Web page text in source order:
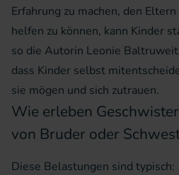
Erfahrung zu machen, den
helfen zu können, kann Kinder
so die Autorin Leonie
dass Kinder selbst
sie mögen und sich zutrauen.
Wie erleben
von Bruder oder
Diese Belastungen sind typisch: